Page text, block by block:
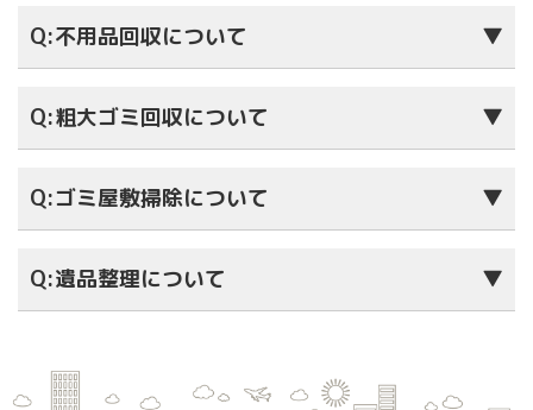
Q:不用品回収について ▼
Q:粗大ゴミ回収について ▼
Q:ゴミ屋敷掃除について ▼
Q:遺品整理について ▼